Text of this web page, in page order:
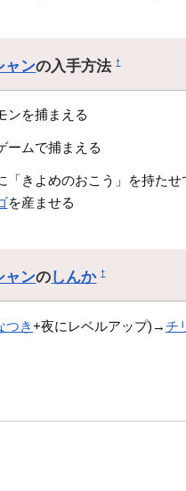
ャンの入手方法†
ンを捕まえる
ームで捕まえる
「きよめのおこう」を持た
を産ませる
ャンのしんか †
つき+夜にレベルアップ)→チ